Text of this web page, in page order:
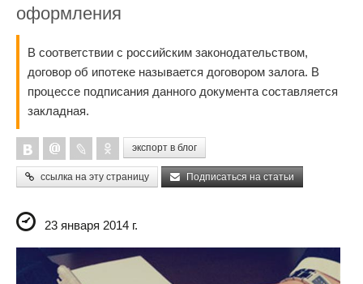
оформления
В соответствии с российским законодательством,
договор об ипотеке называется договором залога. В
процессе подписания данного документа составляется
закладная.
экспорт в блог
ссылка на эту страницу Подписаться на статьи
23 января 2014 г.